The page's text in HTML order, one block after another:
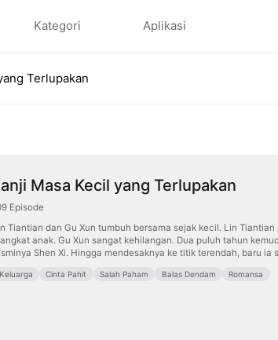
Kategori Aplikasi
Terlupakan
Masa Kecil yang Terlupakan
Episode
Tiantian dan Gu Xun tumbuh bersama sejak kecil. Lin
anak. Gu Xun sangat kehilangan. Dua puluh tahun
Shen Xi. Hingga mendesaknya ke titik terendah, baru
Keluarga Cinta Pahit Salah Paham Balas Dendam Romansa